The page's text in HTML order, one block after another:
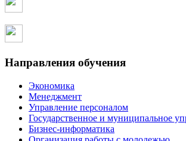
Направления обучения
Экономика
Менеджмент
Управление персоналом
Государственное и муниципальное
Бизнес-информатика